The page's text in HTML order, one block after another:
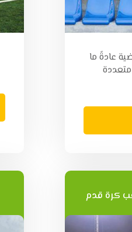
عادةً ما
متعددة
كرة قدم